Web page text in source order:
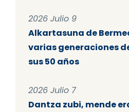
2026 Julio 9
Alkartasuna de
varias generaciones
sus 50 años
2026 Julio 7
Dantza zubi, mende